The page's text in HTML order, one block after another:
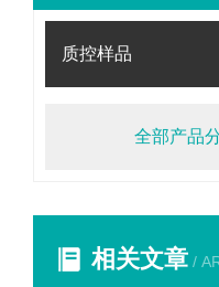
质控样品
全部产品
相关文章 /